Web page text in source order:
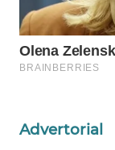
Advertorial
DESA
WISATA
LAPAK
Wahana